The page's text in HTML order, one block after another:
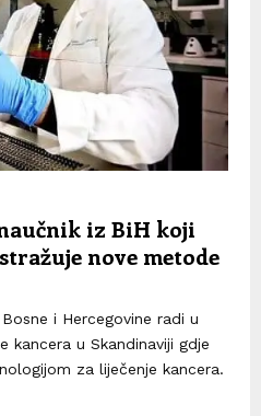
iz BiH koji
nove metode
i Hercegovine radi u
kancera u Skandinaviji gdje
za liječenje kancera.